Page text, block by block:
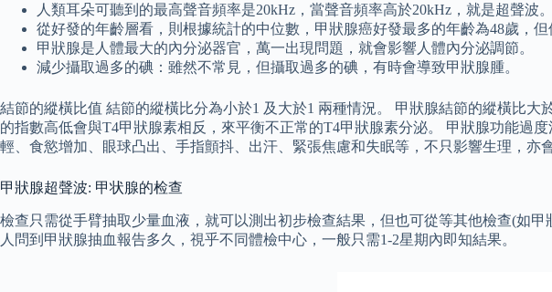
人類耳朵可聽到的最高聲音頻率是20kHz，當聲音頻率高於20kHz，就是超聲波。
從好發的年齡層看，則根據統計的中位數，甲狀腺癌好發最多的年齡為48歲，
甲狀腺是人體最大的內分泌器官，萬一出現問題，就會影響人體內分泌調節。
減少攝取過多的碘：雖然不常見，但攝取過多的碘，有時會導致甲狀腺腫。
結節的縱橫比值 結節的縱橫比分為小於1 及大於1 兩種情況。 甲狀腺結節的縱橫比
的指數高低會與T4甲狀腺素相反，來平衡不正常的T4甲狀腺素分泌。 甲狀腺功能過
輕、食慾增加、眼球凸出、手指顫抖、出汗、緊張焦慮和失眠等，不只影響生理，亦
甲狀腺超聲波: 甲状腺的检查
檢查只需從手臂抽取少量血液，就可以測出初步檢查結果，但也可從等其他檢查(如
人問到甲狀腺抽血報告多久，視乎不同體檢中心，一般只需1-2星期內即知結果。